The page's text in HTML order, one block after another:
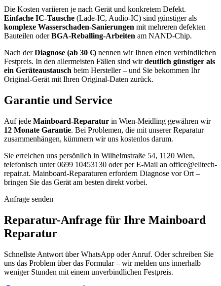
Die Kosten variieren je nach Gerät und konkretem Defekt.
Einfache IC-Tausche (Lade-IC, Audio-IC) sind günstiger als
komplexe Wasserschaden-Sanierungen mit mehreren defekten
Bauteilen oderBGA-Reballing-Arbeiten am NAND-Chip.
Nach derDiagnose (ab 30 €) nennen wir Ihnen einen verbindlichen
Festpreis. In den allermeisten Fällen sind wirdeutlich günstiger als
ein Geräteaustausch beim Hersteller – und Sie bekommen Ihr
Original-Gerät mit Ihren Original-Daten zurück.
Garantie und Service
Auf jede Mainboard-Reparatur in Wien-Meidling gewähren wir
12 Monate Garantie. Bei Problemen, die mit unserer Reparatur
zusammenhängen, kümmern wir uns kostenlos darum.
Sie erreichen uns persönlich in Wilhelmstraße 54, 1120 Wien,
telefonisch unter 0699 10453130 oder per E-Mail an office@elitech-
repair.at. Mainboard-Reparaturen erfordern Diagnose vor Ort –
bringen Sie das Gerät am besten direkt vorbei.
Anfrage senden
Reparatur-Anfrage für Ihre Mainboard
Reparatur
Schnellste Antwort über WhatsApp oder Anruf. Oder schreiben Sie
uns das Problem über das Formular – wir melden uns innerhalb
weniger Stunden mit einem unverbindlichen Festpreis.